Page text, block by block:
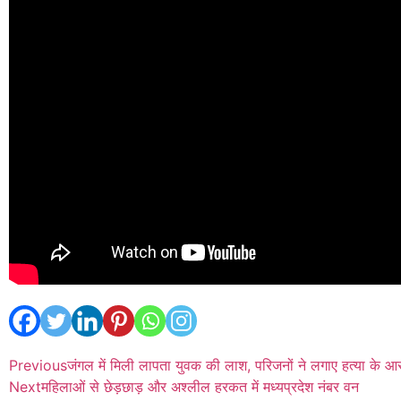
Previousजंगल में मिली लापता युवक की लाश, परिजनों ने लगाए हत्या के
Nextमहिलाओं से छेड़छाड़ और अश्लील हरकत में मध्यप्रदेश नंबर वन